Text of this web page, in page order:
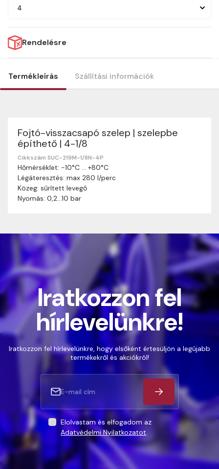
4
Rendelésre
Termékleírás Szállítási információk
Fojtó-visszacsapó szelep | szelepbe
építhető | 4-1/8
Cikkszám SUC-219M-1/8N-4P
Hőmérséklet: -10°C … +80°C
Légáteresztés: max 280 l/perc
Közeg: sűrített levegő
Nyomás: 0,2…10 bar
Szállítási információk
Nagyon köszönjük, hogy webshopunkat választottátok
vásárlásaitokhoz. Az alábbiakban megtaláljátok szállítási
információinkat, hogy a vásárlásotok gördülékenyen és
zökkenőmentesen történhessen.
Szállítási idő:
Szállítási díj:A szállítási díj függ a termék súlyától
és a szállítási cím távolságától. A pontos szállítási
díjat a vásárlás folyamata során megtekinthetitek,
mielőtt a rendelést véglegesítitek.
Iratkozzon fel
hírlevelünkre!
Iratkozzon fel hírlevelünkre, hogy elsőként értesüljön a legújabb
termékekről és akciókról!
Elolvastam és elfogadom az
Adatvédelmi Nyilatkozatot.